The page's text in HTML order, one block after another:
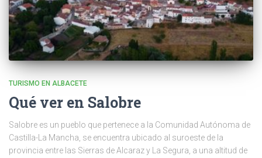
TURISMO EN ALBACETE
Qué ver en Salobre
Salobre es un pueblo que pertenece a la Comunidad Autónoma de
Castilla-La Mancha, se encuentra ubicado al suroeste de la
provincia entre las Sierras de Alcaraz y La Segura, a una altitud de